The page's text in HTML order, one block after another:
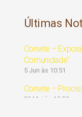
Últimas
Convite –
Comunidade”
5 Jun às 10:51
Convite –
22 Mai às 15:30